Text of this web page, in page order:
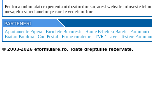
Pentru a imbunatati experienta utilizatorilor sai, acest website foloseste
mesajelor si reclamelor pe care le vedeti online.
Apartamente Pipera : Biciclete Bucuresti : Haine Bebelusi Baieti : Parfumuri
Bratari Pandora : Cod Postal : Firme curatenie : TVR 1 Live : Testere
© 2003-2026 eformulare.ro. Toate drepturile rezervate.